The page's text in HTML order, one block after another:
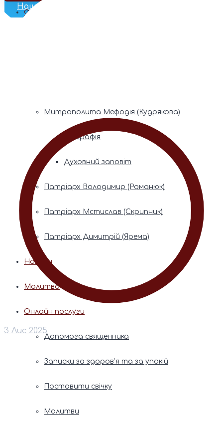
Наш Телеграм
Фонди пам’яті
Митрополита Мефодія (Кудрякова)
Біографія
Духовний заповіт
Патріарх Володимир (Романюк)
Патріарх Мстислав (Скрипник)
Патріарх Димитрій (Ярема)
Новини
Молитва
Онлайн послуги
Допомога священника
Записки за здоров’я та за упокій
Поставити свічку
Молитви
3 Лис 2025